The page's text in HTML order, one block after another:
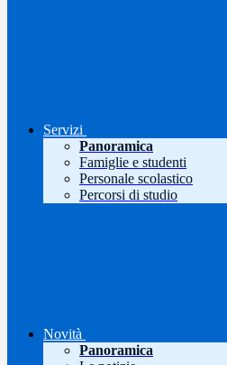
Servizi
Panoramica
Famiglie e studenti
Personale scolastico
Percorsi di studio
Novità
Panoramica